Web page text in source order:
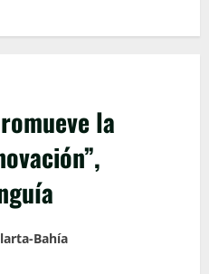
la
Bahía